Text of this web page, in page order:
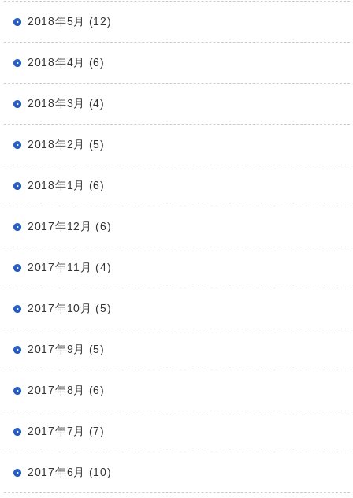
2018年5月 (12)
2018年4月 (6)
2018年3月 (4)
2018年2月 (5)
2018年1月 (6)
2017年12月 (6)
2017年11月 (4)
2017年10月 (5)
2017年9月 (5)
2017年8月 (6)
2017年7月 (7)
2017年6月 (10)